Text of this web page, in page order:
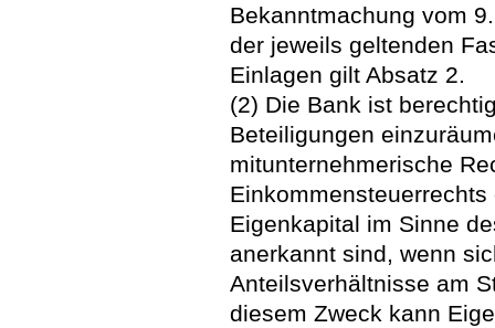
Bekanntmachung vom
der jeweils geltenden
Einlagen gilt Absatz 2.
(2) Die Bank ist
Beteiligungen
mitunternehmerische
Eigenkapital im Sinne
anerkannt sind, wenn
Anteilsverhältnisse am
diesem Zweck kann